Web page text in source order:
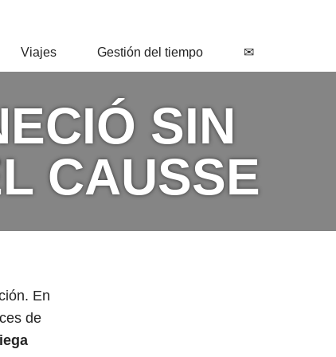
Viajes Gestión del tiempo ✉
SIN
CAUSSE
En
de